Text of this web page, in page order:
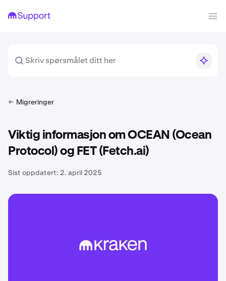
Migreringer
Viktig informasjon om OCEAN (Ocean
Protocol) og FET (Fetch.ai)
Sist oppdatert: 2. april 2025